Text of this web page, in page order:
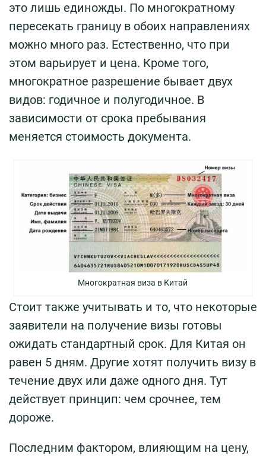
это лишь единожды. По многократному
пересекать границу в обоих направлениях
можно много раз. Естественно, что при
этом варьирует и цена. Кроме того,
многократное разрешение бывает двух
видов: годичное и полугодичное. В
зависимости от срока пребывания
меняется стоимость документа.
Многократная виза в Китай
Стоит также учитывать и то, что некоторые
заявители на получение визы готовы
ожидать стандартный срок. Для Китая он
равен 5 дням. Другие хотят получить визу в
течение двух или даже одного дня. Тут
действует принцип: чем срочнее, тем
дороже.
Последним фактором, влияющим на цену,